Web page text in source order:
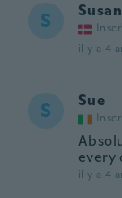
S
il y a 4
S Sue
every
il y a 4